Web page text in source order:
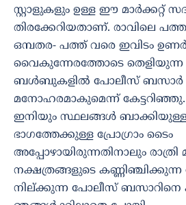
സ്റ്റാളുകളും ഉള്ള ഈ മാർക്കറ്റ്
തിരക്കേറിയതാണ്. രാവിലെ
ഒമ്പതര- പത്ത് വരെ ഇവിടം
വൈകുന്നേരത്തോടെ
ബൾബുകളിൽ പോലീസ്
മനോഹരമാകുമെന്ന് കേട്ടറിഞ്ഞു.
ഇനിയും സ്ഥലങ്ങൾ
ഭാഗത്തേക്കുള്ള പ്രോഗ്രാം ടൈം
അപ്പോഴായിരുന്നതിനാലും
നക്ഷത്രങ്ങളുടെ
നില്ക്കുന്ന പോലീസ് ബസാറിനെ